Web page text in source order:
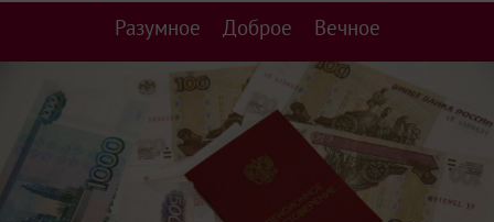
Разумное Доброе Вечное